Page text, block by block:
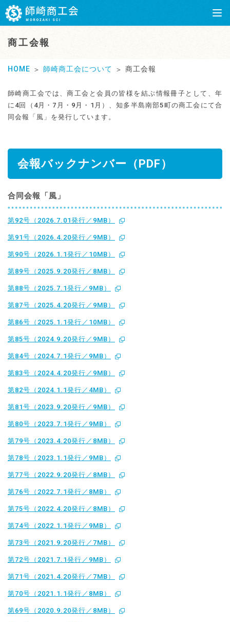
商工会報
HOME 師崎商工会について 商工会報
師崎商工会では、商工会と会員の皆様を結ぶ情報冊子として、年
に4回（4月・7月・9月・1月）、知多半島南部5町の商工会にて合
同会報「風」を発行しています。
会報バックナンバー（PDF）
合同会報「風」
第92号（2026.7.01発行／9MB）
第91号（2026.4.20発行／9MB）
第90号（2026.1.1発行／10MB）
第89号（2025.9.20発行／8MB）
第88号（2025.7.1発行／9MB）
第87号（2025.4.20発行／9MB）
第86号（2025.1.1発行／10MB）
第85号（2024.9.20発行／9MB）
第84号（2024.7.1発行／9MB）
第83号（2024.4.20発行／9MB）
第82号（2024.1.1発行／4MB）
第81号（2023.9.20発行／9MB）
第80号（2023.7.1発行／9MB）
第79号（2023.4.20発行／8MB）
第78号（2023.1.1発行／9MB）
第77号（2022.9.20発行／8MB）
第76号（2022.7.1発行／8MB）
第75号（2022.4.20発行／8MB）
第74号（2022.1.1発行／9MB）
第73号（2021.9.20発行／7MB）
第72号（2021.7.1発行／9MB）
第71号（2021.4.20発行／7MB）
第70号（2021.1.1発行／8MB）
第69号（2020.9.20発行／8MB）